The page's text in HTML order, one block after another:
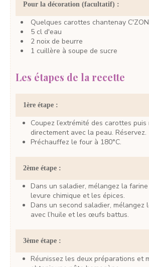
Pour la décoration (facultatif) :
Quelques carottes chantenay C'ZON
5 cl d'eau
2 noix de beurre
1 cuillère à soupe de sucre
Les étapes de la recette
1ère étape :
Coupez l’extrémité des carottes puis râpez-les
directement avec la peau. Réservez.
Préchauffez le four à 180°C.
2ème étape :
Dans un saladier, mélangez la farine avec les sucres, la
levure chimique et les épices.
Dans un second saladier, mélangez les carottes râpées
avec l’huile et les œufs battus.
3ème étape :
Réunissez les deux préparations et mélangez jusqu’à